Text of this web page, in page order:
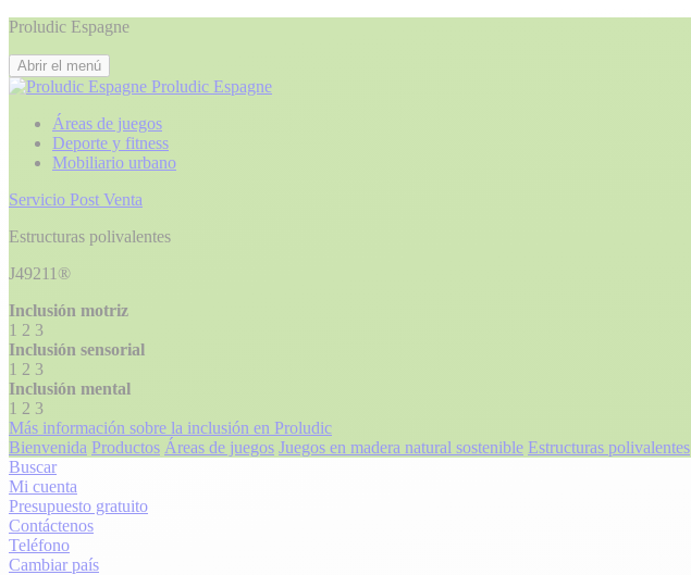
Proludic Espagne
Abrir el menú
Proludic Espagne
Áreas de juegos
Deporte y fitness
Mobiliario urbano
Servicio Post Venta
Estructuras polivalentes
J49211®
Inclusión motriz
1 2 3
Inclusión sensorial
1 2 3
Inclusión mental
1 2 3
Más información sobre la inclusión en Proludic
Bienvenida Productos Áreas de juegos Juegos en madera natural sostenible Estructuras polivalentes
Buscar
Mi cuenta
Presupuesto gratuito
Contáctenos
Teléfono
Cambiar país